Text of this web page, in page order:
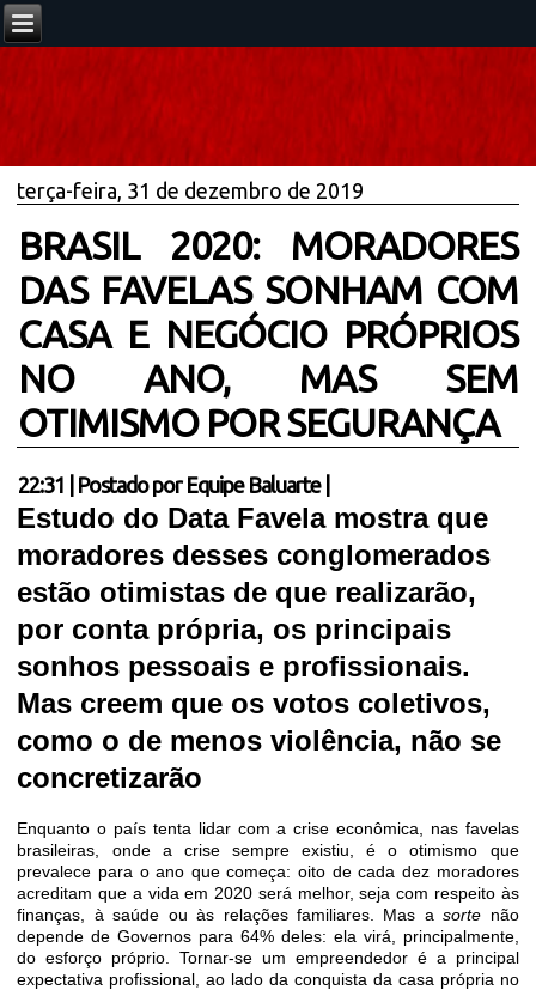
terça-feira, 31 de dezembro de 2019
BRASIL 2020: MORADORES
DAS FAVELAS SONHAM COM
CASA E NEGÓCIO PRÓPRIOS
NO ANO, MAS SEM
OTIMISMO POR SEGURANÇA
22:31 Postado por Equipe Baluarte
Estudo do Data Favela mostra que
moradores desses conglomerados
estão otimistas de que realizarão,
por conta própria, os principais
sonhos pessoais e profissionais.
Mas creem que os votos coletivos,
como o de menos violência, não se
concretizarão
Enquanto o país tenta lidar com a crise econômica, nas favelas
brasileiras, onde a crise sempre existiu, é o otimismo que
prevalece para o ano que começa: oito de cada dez moradores
acreditam que a vida em 2020 será melhor, seja com respeito às
finanças, à saúde ou às relações familiares. Mas asorte não
depende de Governos para 64% deles: ela virá, principalmente,
do esforço próprio. Tornar-se um empreendedor é a principal
expectativa profissional, ao lado da conquista da casa própria no